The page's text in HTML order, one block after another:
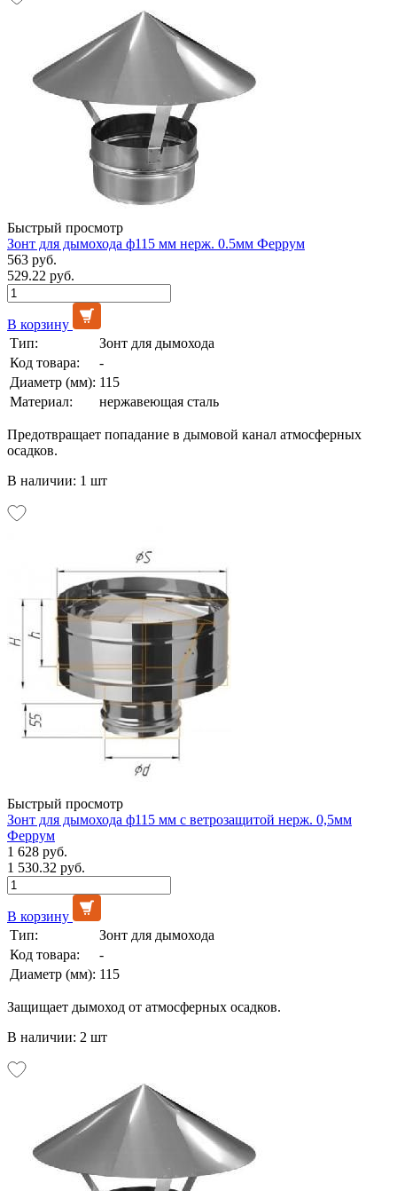
Быстрый просмотр
Зонт для дымохода ф115 мм нерж. 0.5мм Феррум
563 руб.
529.22 руб.
В корзину
Тип:
Зонт для дымохода
Код товара:
-
Диаметр (мм): 115
Материал:
нержавеющая сталь
Предотвращает попадание в дымовой канал атмосферных
осадков.
В наличии: 1 шт
Быстрый просмотр
Зонт для дымохода ф115 мм с ветрозащитой нерж. 0,5мм
Феррум
1 628 руб.
1 530.32 руб.
В корзину
Тип:
Зонт для дымохода
Код товара:
-
Диаметр (мм): 115
Защищает дымоход от атмосферных осадков.
В наличии: 2 шт